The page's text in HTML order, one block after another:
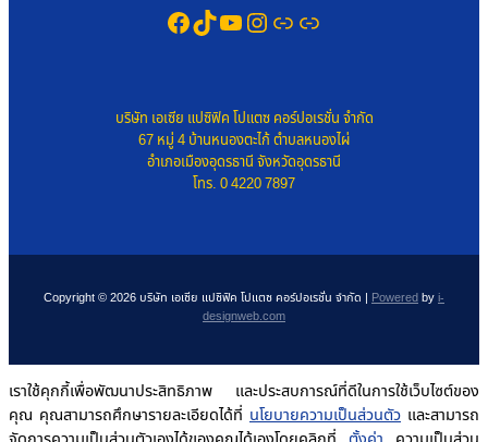
Facebook
TikTok
YouTube
Instagram
Link
Link
บริษัท เอเซีย แปซิฟิค โปแตซ คอร์ปอเรชั่น จำกัด
67 หมู่ 4 บ้านหนองตะไก้ ตำบลหนองไผ่
อำเภอเมืองอุดรธานี จังหวัดอุดรธานี
โทร. 0 4220 7897
Copyright © 2026 บริษัท เอเซีย แปซิฟิค โปแตซ คอร์ปอเรชั่น จำกัด | Poweredbyi-
designweb.com
เราใช้คุกกี้เพื่อพัฒนาประสิทธิภาพ และประสบการณ์ที่ดีในการใช้เว็บไซต์ของ
คุณ คุณสามารถศึกษารายละเอียดได้ที่ นโยบายความเป็นส่วนตัว และสามารถ